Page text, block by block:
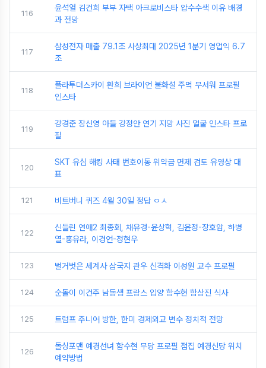
116
윤석열 김건희 부부 자택 아크로비스타 압수수색 이유 배경
과 전망
117
삼성전자 매출 79.1조 사상최대 2025년 1분기 영업익 6.7
조
118
플라투더스카이 환희 브라이언 불화설 주먹 무서워 프로필
인스타
119
강경준 장신영 아들 강정안 연기 지망 사진 얼굴 인스타 프로
필
120
SKT 유심 해킹 사태 번호이동 위약금 면제 검토 유영상 대
표
121 비트버니 퀴즈 4월 30일 정답 ㅇㅅ
122
신들린 연애2 최종회, 채유경-윤상혁, 김윤정-장호암, 하병
열-홍유라, 이경언-정현우
123 벌거벗은 세계사 삼국지 관우 신격화 이성원 교수 프로필
124 순돌이 이건주 남동생 프랑스 입양 함수현 함상진 식사
125 트럼프 주니어 방한, 한미 경제외교 변수 정치적 전망
126
돌싱포맨 예경선녀 함수현 무당 프로필 점집 예경신당 위치
예약방법